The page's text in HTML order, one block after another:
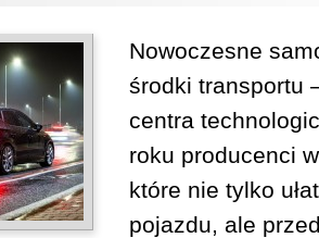
Nowoczesne
środki transportu
centra
roku producenci
które nie tylko
pojazdu, ale